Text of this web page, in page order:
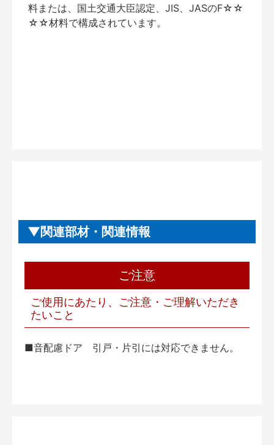
料または、国土交通大臣認定、JIS、JASのF☆☆
☆☆材料で構成されています。
関連部材・関連情報
ご注意
ご使用にあたり、ご注意・ご理解いただき
たいこと
■音配慮ドア 引戸・片引には対応できません。